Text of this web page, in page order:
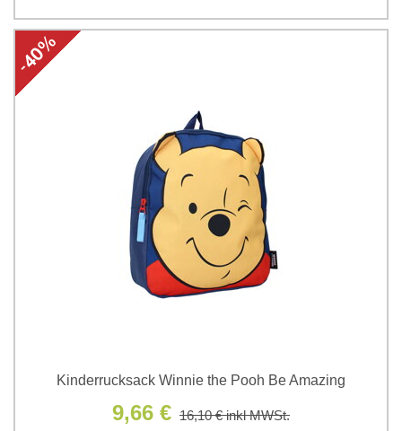
Kinderrucksack Winnie the Pooh Be Amazing
9,66 € 16,10 €inkl MWSt.